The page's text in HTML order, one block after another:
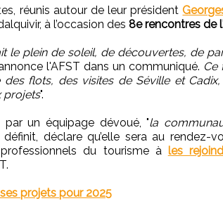
réunis autour de leur président
à l’occasion des 8e rencontres de
le plein de soleil, de découvertes, de
l'AFST dans un communiqué. Ce
flots, des visites de Séville et
projets".
un équipage dévoué, "la
déclare qu’elle sera au rendez-
du tourisme à les
projets pour 2025